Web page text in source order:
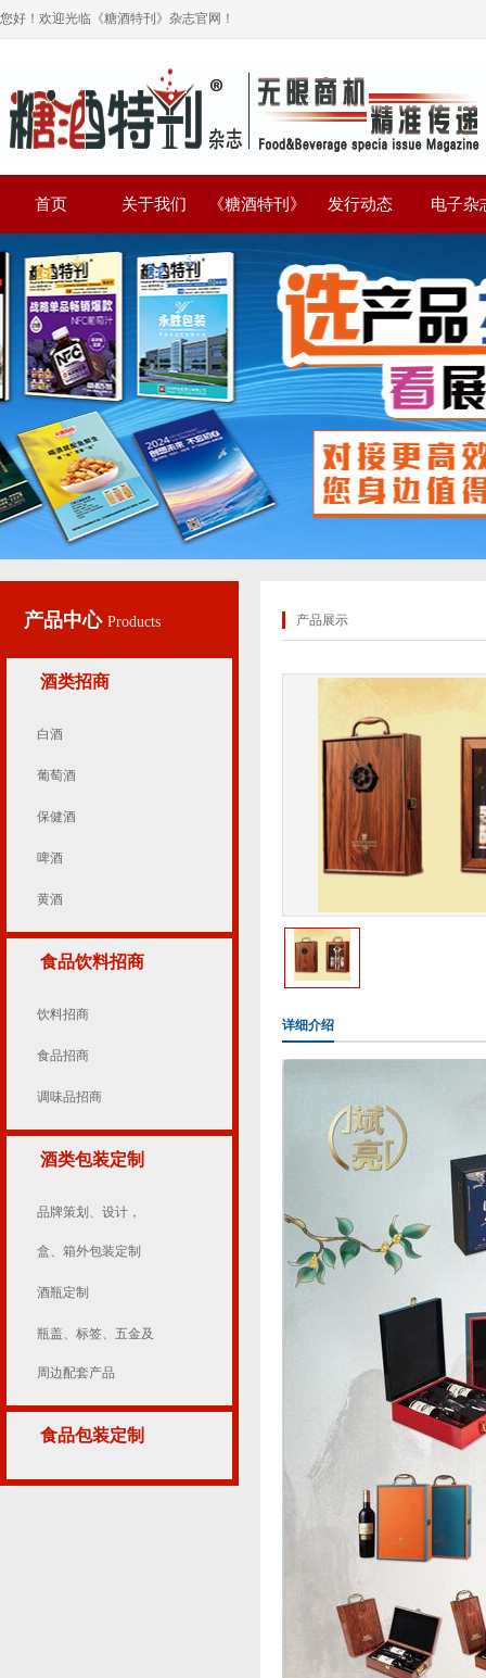
您好！欢迎光临《糖酒特刊》杂志官网！
首页 关于我们 《糖酒特刊》 发行动态 电子杂
产品中心 Products
酒类招商
白酒
葡萄酒
保健酒
啤酒
黄酒
食品饮料招商
饮料招商
食品招商
调味品招商
酒类包装定制
品牌策划、设计，
盒、箱外包装定制
酒瓶定制
瓶盖、标签、五金及
周边配套产品
食品包装定制
产品展示
详细介绍